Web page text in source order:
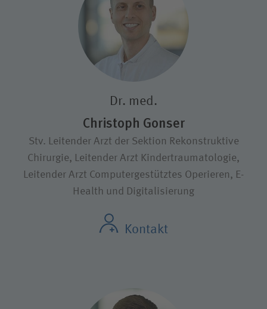
Dr. med.
Christoph Gonser
Stv. Leitender Arzt der Sektion Rekonstruktive
Chirurgie, Leitender Arzt Kindertraumatologie,
Leitender Arzt Computergestütztes Operieren, E-
Health und Digitalisierung
Kontakt